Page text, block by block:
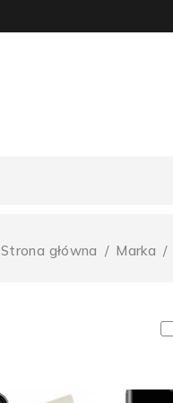
Strona główna / Marka /